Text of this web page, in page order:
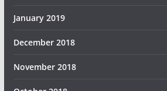
January 2019
December 2018
November 2018